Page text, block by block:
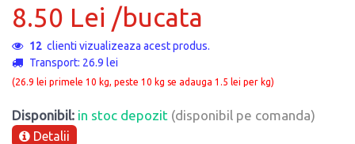
8.50 Lei /bucata
12 clienti vizualizeaza acest produs.
Transport: 26.9 lei
(26.9 lei primele 10 kg, peste 10 kg se adauga 1.5 lei per kg)
Disponibil: in stoc depozit (disponibil pe comanda)
Detalii